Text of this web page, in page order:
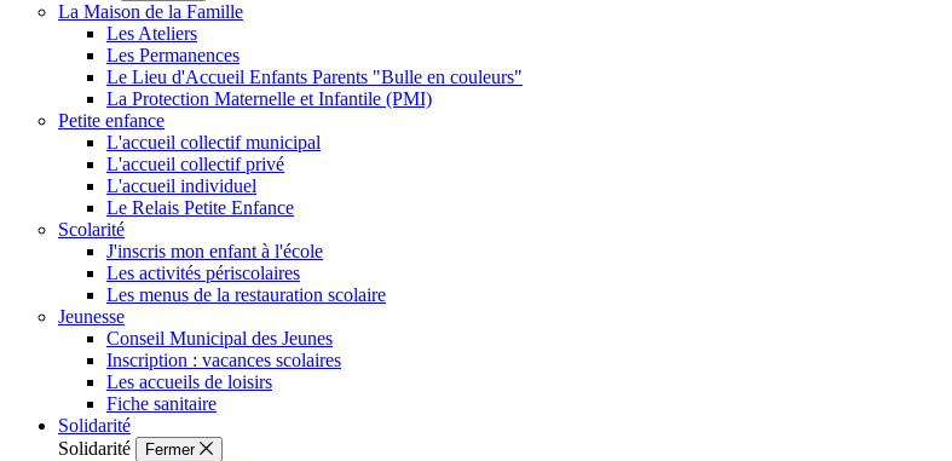
La Maison de la Famille
Les Ateliers
Les Permanences
Le Lieu d'Accueil Enfants Parents "Bulle en couleurs"
La Protection Maternelle et Infantile (PMI)
Petite enfance
L'accueil collectif municipal
L'accueil collectif privé
L'accueil individuel
Le Relais Petite Enfance
Scolarité
J'inscris mon enfant à l'école
Les activités périscolaires
Les menus de la restauration scolaire
Jeunesse
Conseil Municipal des Jeunes
Inscription : vacances scolaires
Les accueils de loisirs
Fiche sanitaire
Solidarité
Solidarité
Fermer